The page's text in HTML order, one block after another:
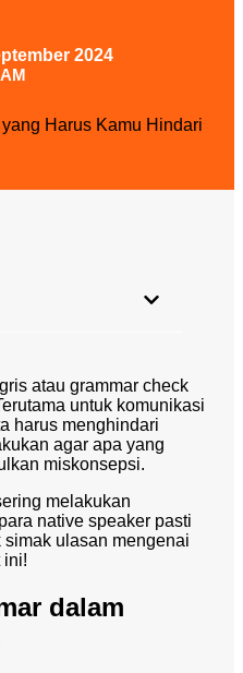
2024
atau grammar check
untuk komunikasi
harus menghindari
agar apa yang
miskonsepsi.
melakukan
native speaker pasti
ulasan mengenai
ini!
dalam